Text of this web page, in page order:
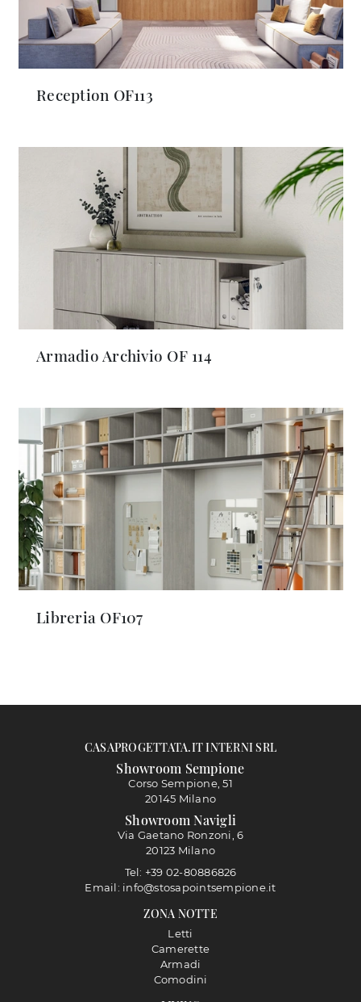
Reception OF113
Armadio Archivio OF 114
Libreria OF107
ZONA NOTTE
Letti
Camerette
Armadi
Comodini
CASAPROGETTATA.IT INTERNI SRL
Showroom Sempione
Corso Sempione, 51
20145 Milano
Showroom Navigli
Via Gaetano Ronzoni, 6
20123 Milano
Tel: +39 02-80886826
Email: info@stosapointsempione.it